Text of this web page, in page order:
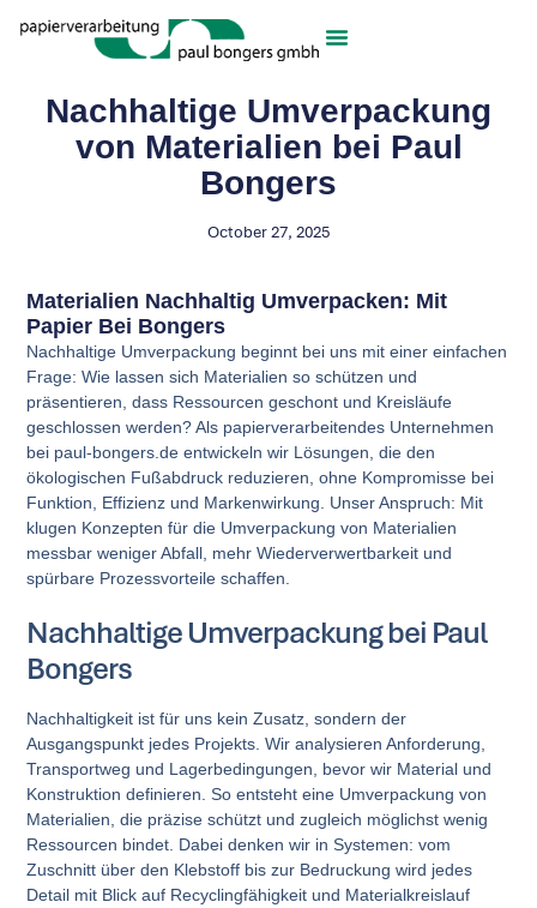
Nachhaltige Umverpackung
von Materialien bei Paul
Bongers
October 27, 2025
Materialien Nachhaltig Umverpacken: Mit
Papier Bei Bongers
Nachhaltige Umverpackung beginnt bei uns mit einer einfachen
Frage: Wie lassen sich Materialien so schützen und
präsentieren, dass Ressourcen geschont und Kreisläufe
geschlossen werden? Als papierverarbeitendes Unternehmen
bei paul-bongers.de entwickeln wir Lösungen, die den
ökologischen Fußabdruck reduzieren, ohne Kompromisse bei
Funktion, Effizienz und Markenwirkung. Unser Anspruch: Mit
klugen Konzepten für die Umverpackung von Materialien
messbar weniger Abfall, mehr Wiederverwertbarkeit und
spürbare Prozessvorteile schaffen.
Nachhaltige Umverpackung bei Paul
Bongers
Nachhaltigkeit ist für uns kein Zusatz, sondern der
Ausgangspunkt jedes Projekts. Wir analysieren Anforderung,
Transportweg und Lagerbedingungen, bevor wir Material und
Konstruktion definieren. So entsteht eine Umverpackung von
Materialien, die präzise schützt und zugleich möglichst wenig
Ressourcen bindet. Dabei denken wir in Systemen: vom
Zuschnitt über den Klebstoff bis zur Bedruckung wird jedes
Detail mit Blick auf Recyclingfähigkeit und Materialkreislauf